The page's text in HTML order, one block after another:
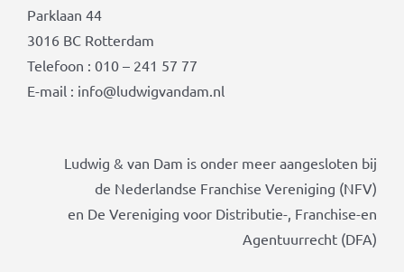
Parklaan 44
3016 BC Rotterdam
Telefoon : 010 – 241 57 77
E-mail : info@ludwigvandam.nl
Ludwig & van Dam is onder meer aangesloten bij
de Nederlandse Franchise Vereniging (NFV)
en De Vereniging voor Distributie-, Franchise-en
Agentuurrecht (DFA)